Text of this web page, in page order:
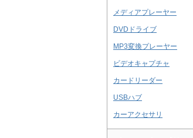
メディアプレーヤー
DVDドライブ
MP3変換プレーヤー
ビデオキャプチャ
カードリーダー
USBハブ
カーアクセサリ